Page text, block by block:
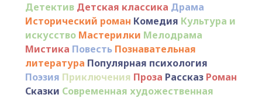
Детектив Детская классика Драма
Исторический роман Комедия Культура и
искусство Мастерилки Мелодрама
Мистика Повесть Познавательная
литература Популярная психология
Поэзия Приключения Проза Рассказ Роман
Сказки Современная художественная